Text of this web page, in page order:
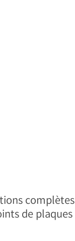
complètes
de plaques